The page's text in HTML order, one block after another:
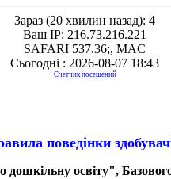
Зараз (20 хвилин назад): 4
Ваш IP: 216.73.216.221
SAFARI 537.36;, MAC
Сьогодні : 2026-08-07 18:43
Счетчик посещений
поведінки
освіту",